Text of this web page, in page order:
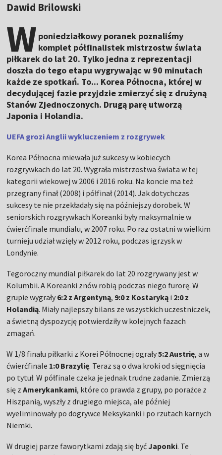
Dawid Brilowski
W poniedziałkowy poranek poznaliśmy
komplet półfinalistek mistrzostw świata
piłkarek do lat 20. Tylko jedna z reprezentacji
doszła do tego etapu wygrywając w 90 minutach
każde ze spotkań. To... Korea Północna, której w
decydującej fazie przyjdzie zmierzyć się z drużyną
Stanów Zjednoczonych. Drugą parę utworzą
Japonia i Holandia.
UEFA grozi Anglii wykluczeniem z rozgrywek
Korea Północna miewała już sukcesy w kobiecych
rozgrywkach do lat 20. Wygrała mistrzostwa świata w tej
kategorii wiekowej w 2006 i 2016 roku. Na koncie ma też
przegrany finał (2008) i półfinał (2014). Jak dotychczas
sukcesy te nie przekładały się na późniejszy dorobek. W
seniorskich rozgrywkach Koreanki były maksymalnie w
ćwierćfinale mundialu, w 2007 roku. Po raz ostatni w wielkim
turnieju udział wzięły w 2012 roku, podczas igrzysk w
Londynie.
Tegoroczny mundial piłkarek do lat 20 rozgrywany jest w
Kolumbii. A Koreanki znów robią podczas niego furorę. W
grupie wygrały 6:2 z Argentyną, 9:0 z Kostaryką i 2:0 z
Holandią. Miały najlepszy bilans ze wszystkich uczestniczek,
a świetną dyspozycję potwierdziły w kolejnych fazach
zmagań.
W 1/8 finału piłkarki z Korei Północnej ograły5:2 Austrię, a w
ćwierćfinale 1:0 Brazylię. Teraz są o dwa kroki od sięgnięcia
po tytuł. W półfinale czeka je jednak trudne zadanie. Zmierzą
się zAmerykankami, które co prawda z grupy, po porażce z
Hiszpanią, wyszły z drugiego miejsca, ale później
wyeliminowały po dogrywce Meksykanki i po rzutach karnych
Niemki.
W drugiej parze faworytkami zdają się być Japonki. Te